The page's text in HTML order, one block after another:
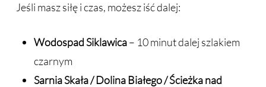
Jeśli masz siłę i czas, możesz iść dalej:
Wodospad Siklawica– 10 minut dalej szlakiem
czarnym
Sarnia Skała / Dolina Białego / Ścieżka nad